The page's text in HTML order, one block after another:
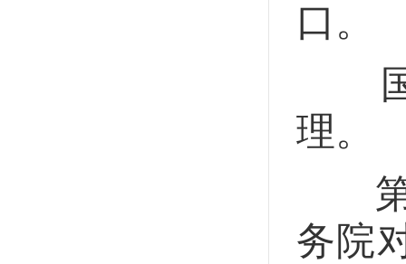
口。
国
理。
第
务院